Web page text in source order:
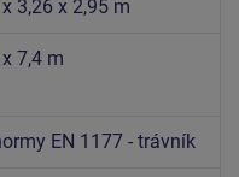
3,26 x 2,95 m
7,4 m
EN 1177 - trávník